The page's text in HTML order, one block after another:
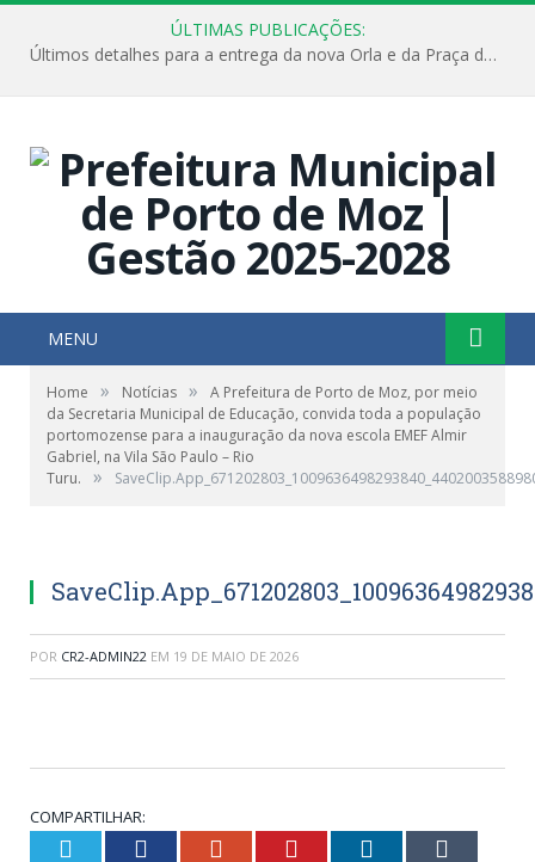
ÚLTIMAS PUBLICAÇÕES:
Últimos detalhes para a entrega da nova Orla e da Praça do Praião
MENU
Home » Notícias »
A Prefeitura de Porto de Moz, por meio
da Secretaria Municipal de Educação, convida toda a população
portomozense para a inauguração da nova escola EMEF Almir
Gabriel, na Vila São Paulo – Rio
Turu.
»
POR CR2-ADMIN22 EM 19 DE MAIO DE 2026
COMPARTILHAR:
Twitter Facebook Google+ Pinterest LinkedIn